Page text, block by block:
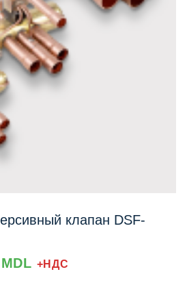
клапан DSF-
MDLPrețul
+НДС